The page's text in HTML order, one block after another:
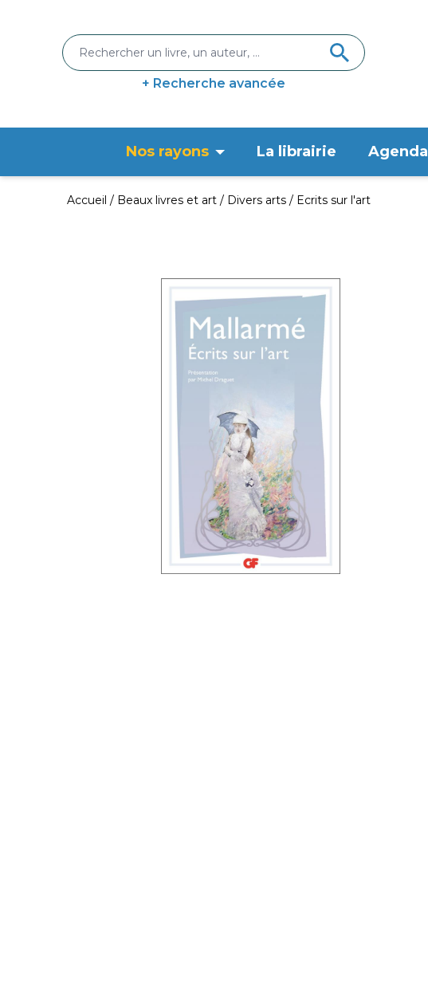
+ Recherche avancée
Nos rayons La librairie Agenda
Accueil Beaux livres et art Divers arts Ecrits sur l'art